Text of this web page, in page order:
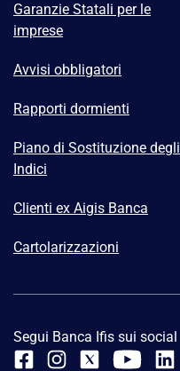
Garanzie Statali per le
imprese
Avvisi obbligatori
Rapporti dormienti
Piano di Sostituzione degli
Indici
Clienti ex Aigis Banca
Cartolarizzazioni
Segui Banca Ifis sui social